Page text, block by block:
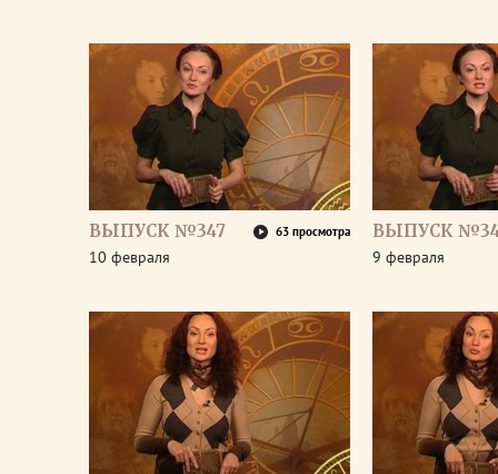
ВЫПУСК №347 63 просмотра
10 февраля
ВЫПУСК
9 февраля